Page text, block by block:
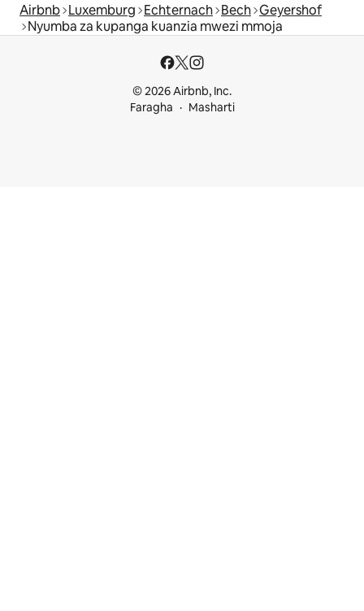
Airbnb Luxemburg Echternach Bech Geyershof
Nyumba za kupanga kuanzia mwezi mmoja
© 2026 Airbnb, Inc.
Faragha
Masharti